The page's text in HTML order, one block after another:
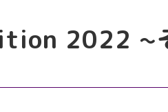
2022 ~